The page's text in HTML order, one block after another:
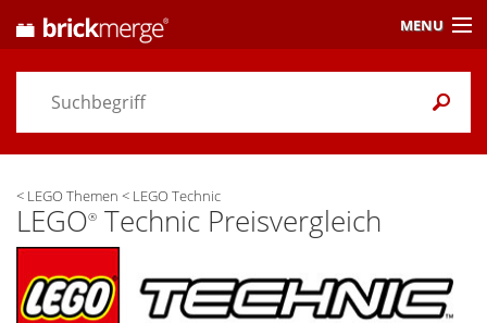
< LEGO Themen < LEGO Technic
LEGO® Technic Preisvergleich
MENU
Preisvergleich
Themen/ Händler
Alarme& Wunschlisten
Einstellungen